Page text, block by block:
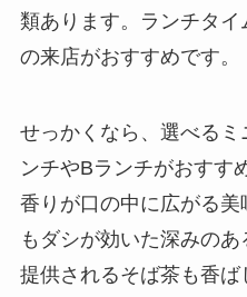
類あります。ランチタ
の来店がおすすめです。
せっかくなら、選べる
ンチやBランチがおすす
香りが口の中に広がる
もダシが効いた深みの
提供されるそば茶も香ば